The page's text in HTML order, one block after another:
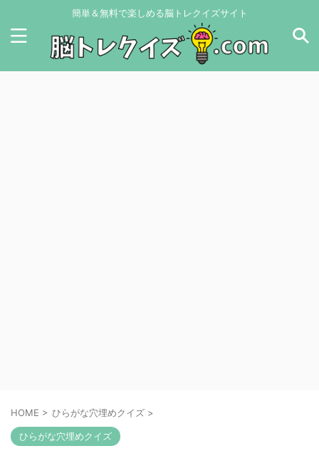
簡単＆無料で楽しめる脳トレクイズサイト
HOME > ひらがな穴埋めクイズ >
ひらがな穴埋めクイズ